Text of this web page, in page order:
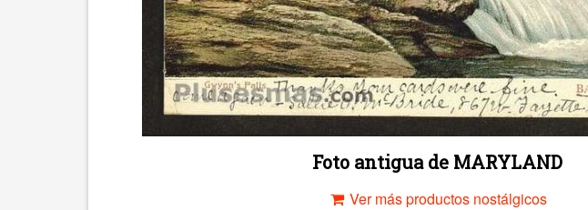
Foto antigua de MARYLAND
Ver más productos nostálgicos